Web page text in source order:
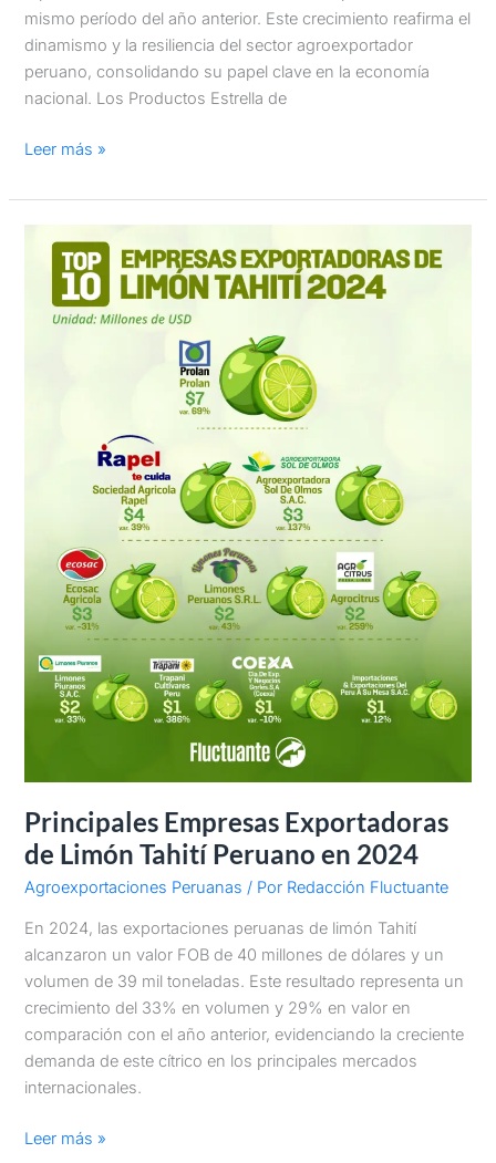
mismo período del año anterior. Este crecimiento reafirma el
dinamismo y la resiliencia del sector agroexportador
peruano, consolidando su papel clave en la economía
nacional. Los Productos Estrella de
Leer más »
Principales Empresas Exportadoras
de Limón Tahití Peruano en 2024
Agroexportaciones Peruanas / Por Redacción Fluctuante
En 2024, las exportaciones peruanas de limón Tahití
alcanzaron un valor FOB de 40 millones de dólares y un
volumen de 39 mil toneladas. Este resultado representa un
crecimiento del 33% en volumen y 29% en valor en
comparación con el año anterior, evidenciando la creciente
demanda de este cítrico en los principales mercados
internacionales.
Principales
Empresas
Exportadoras
Leer más »